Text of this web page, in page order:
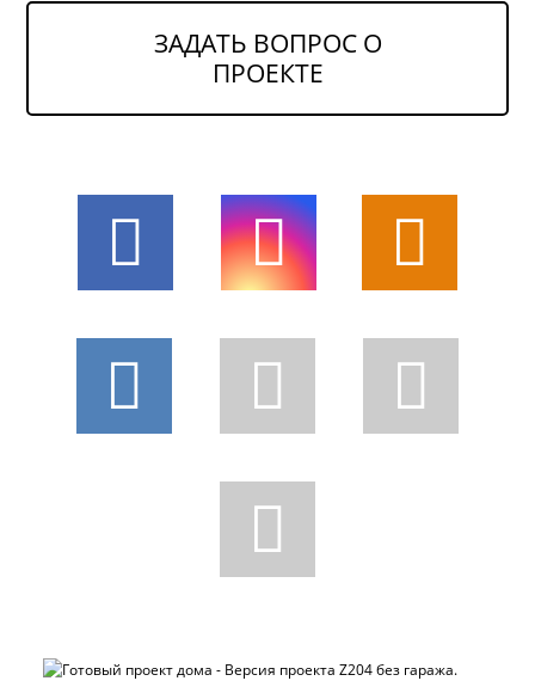
ЗАДАТЬ ВОПРОС О
ПРОЕКТЕ